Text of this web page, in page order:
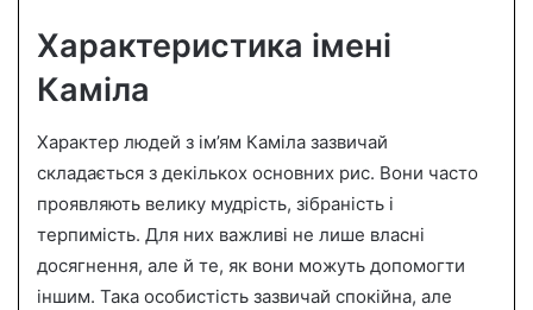
Характеристика імені
Каміла
Характер людей з ім’ям Каміла зазвичай
складається з декількох основних рис. Вони часто
проявляють велику мудрість, зібраність і
терпимість. Для них важливі не лише власні
досягнення, але й те, як вони можуть допомогти
іншим. Така особистість зазвичай спокійна, але